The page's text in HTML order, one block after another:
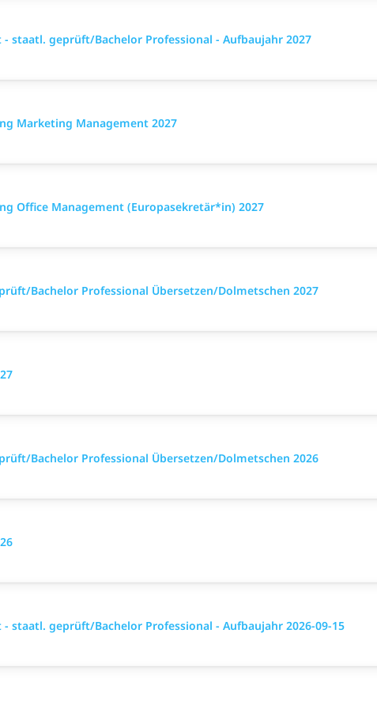
staatl. geprüft/Bachelor Professional - Aufbaujahr 2027
Marketing Management 2027
Office Management (Europasekretär*in) 2027
Bachelor Professional Übersetzen/Dolmetschen 2027
Bachelor Professional Übersetzen/Dolmetschen 2026
geprüft/Bachelor Professional - Aufbaujahr 2026-09-15